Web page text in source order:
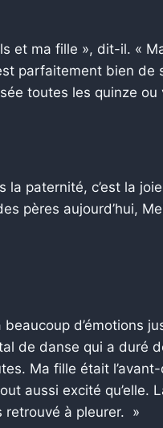
et ma fille », dit-il. «
parfaitement bien de
toutes les quinze ou
la paternité, c’est la
pères aujourd’hui,
d’émotions
de danse qui a duré
Ma fille était
aussi excité qu’elle.
retrouvé à pleurer. »